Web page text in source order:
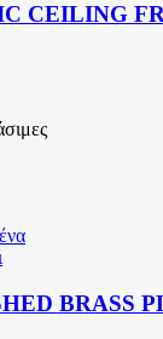
CEILING
BRASS